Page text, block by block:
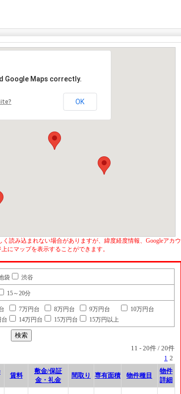
Google Maps correctly.
OK
読み込まれない場合がありますが、緯度経度情報、Googleアカウ
にマップを表示することができます。
袋 渋谷
15～20分
7万円台 8万円台 9万円台
10万円台
台 14万円台 15万円台 15万円以上
11 - 20件 / 20件
1 2
賃料
敷金/保証
金・礼金
間取り 専有面積 物件種目
物件
詳細